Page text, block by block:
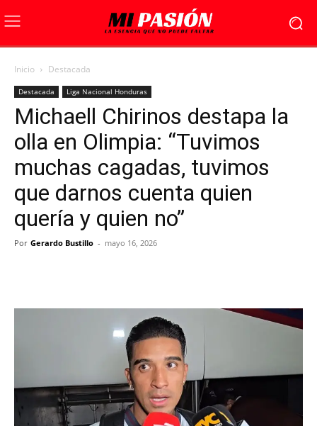
Inicio Destacada
Destacada Liga Nacional Honduras
Michaell Chirinos destapa la
olla en Olimpia: “Tuvimos
muchas cagadas, tuvimos
que darnos cuenta quien
quería y quien no”
Por Gerardo Bustillo - mayo 16, 2026